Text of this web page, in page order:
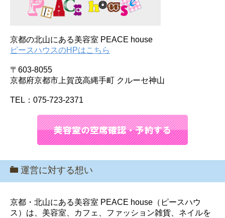
京都の北山にある美容室 PEACE house
ピースハウスのHPはこちら
〒603-8055
京都府京都市上賀茂高縄手町 クルーセ神山
TEL：075-723-2371
運営に対する想い
京都・北山にある美容室 PEACE house（ピースハウ
ス）は、美容室、カフェ、ファッション雑貨、ネイルを